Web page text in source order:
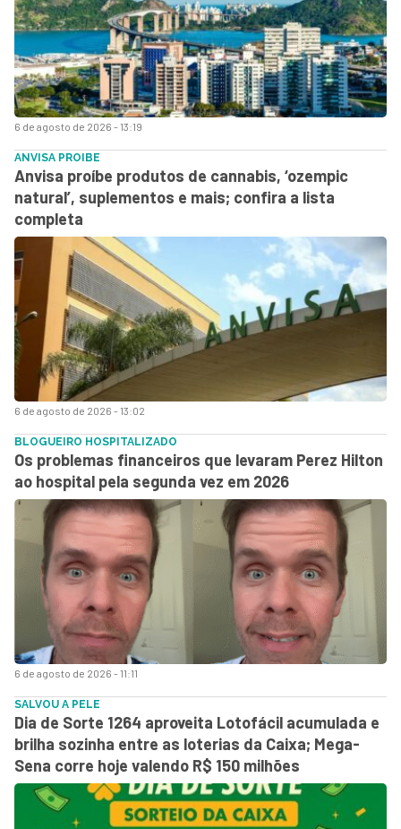
6 de agosto de 2026 - 13:19
6 de agosto de 2026 - 13:02
ANVISA PROIBE
Anvisa proíbe produtos de cannabis, ‘ozempic
natural’, suplementos e mais; confira a lista
completa
6 de agosto de 2026 - 11:11
BLOGUEIRO HOSPITALIZADO
Os problemas financeiros que levaram Perez Hilton
ao hospital pela segunda vez em 2026
SALVOU A PELE
Dia de Sorte 1264 aproveita Lotofácil acumulada e
brilha sozinha entre as loterias da Caixa; Mega-
Sena corre hoje valendo R$ 150 milhões